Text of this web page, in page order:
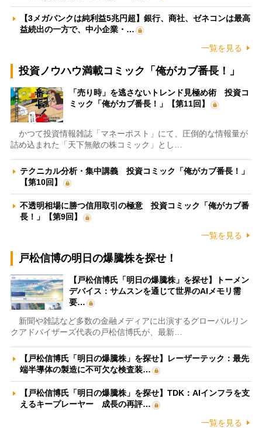
【3メガバンクは純利益5兆円超】銀行、商社、ゼネコンは最高
益続出の一方で、中小企業・…
一覧を見る
投資ノウハウ満載コミック「俺がカブ番長！」
「売り時」を逃さないトレンド見極め術 投資コ
ミック「俺がカブ番長！」【第11回】
かつて投資情報雑誌「マネーポスト」にて、圧倒的な情報量が
詰め込まれた「天下無敵の株コミック」とし…
テクニカル分析・集中講義 投資コミック「俺がカブ番長！」
【第10回】
不透明相場に勝つ信用取引の極意 投資コミック「俺がカブ番
長！」【第9回】
一覧を見る
戸松信博の明日の爆騰株を探せ！
【戸松信博氏「明日の爆騰株」を探せ】トーメン
デバイス：サムスンを通じて世界のAIメモリ需
要…
新聞や雑誌など多数の金融メディアに出演するグローバルリン
クアドバイザーズ代表の戸松信博氏が、最新…
【戸松信博氏「明日の爆騰株」を探せ】レーザーテック：最先
端半導体の製造に不可欠な検査装…
【戸松信博氏「明日の爆騰株」を探せ】TDK：AIインフラを支
えるキープレーヤー 成長の再評…
一覧を見る